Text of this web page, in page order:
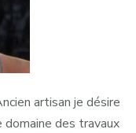
artisan je désire
domaine des travaux